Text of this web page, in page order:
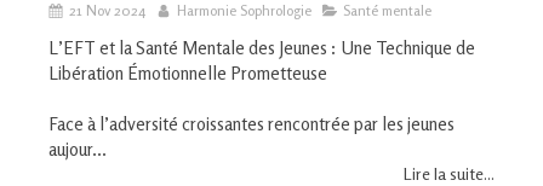
21 Nov 2024 Harmonie Sophrologie Santé mentale
L’EFT et la Santé Mentale des Jeunes : Une Technique de
Libération Émotionnelle Prometteuse
Face à l’adversité croissantes rencontrée par les jeunes
aujour...
Lire la suite...